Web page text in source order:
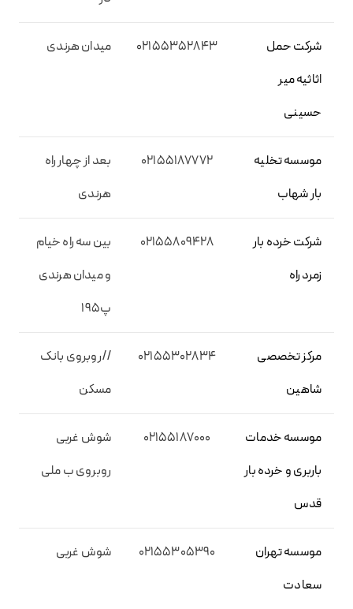
شرکت حمل
اثاثیه میر
حسینی
02155352843 میدان هرندی
موسسه تخلیه
بار شهاب
02155187772
بعد از چهار راه
هرندی
شرکت خرده بار
زمرد راه
02155809428
بین سه راه خیام
و میدان هرندی
پ195
مرکز تخصصی
شاهین
02155302834
//روبروی بانک
مسکن
موسسه خدمات
باربری و خرده بار
قدس
02155187000
شوش غربی
روبروی ب ملی
موسسه تهران
سعادت
02155305390 شوش غربی